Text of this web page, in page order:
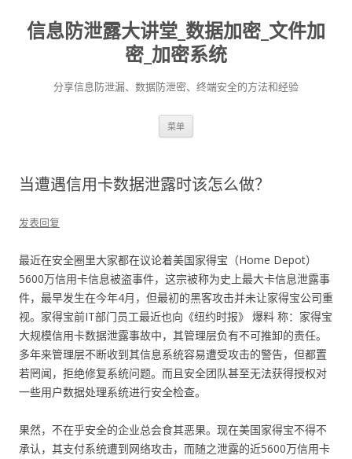
信息防泄露大讲堂_数据加密_文件加
密_加密系统
分享信息防泄漏、数据防泄密、终端安全的方法和经验
菜单
当遭遇信用卡数据泄露时该怎么做？
发表回复
最近在安全圈里大家都在议论着美国家得宝（Home Depot）
5600万信用卡信息被盗事件，这宗被称为史上最大卡信息泄露事
件，最早发生在今年4月，但最初的黑客攻击并未让家得宝公司重
视。家得宝前IT部门员工最近也向《纽约时报》 爆料 称：家得宝
大规模信用卡数据泄露事故中，其管理层负有不可推卸的责任。
多年来管理层不断收到其信息系统容易遭受攻击的警告，但都置
若罔闻，拒绝修复系统问题。而且安全团队甚至无法获得授权对
一些用户数据处理系统进行安全检查。
果然，不在乎安全的企业总会食其恶果。现在美国家得宝不得不
承认，其支付系统遭到网络攻击，而随之泄露的近5600万信用卡